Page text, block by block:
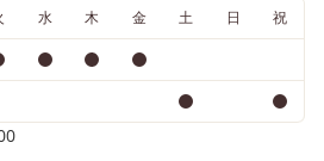
水 木 金 土 日 祝